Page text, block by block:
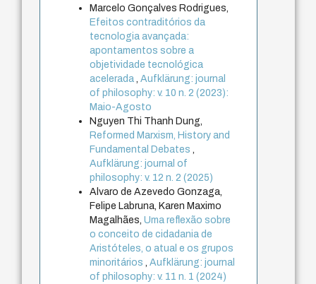
Marcelo Gonçalves Rodrigues,
Efeitos contraditórios da
tecnologia avançada:
apontamentos sobre a
objetividade tecnológica
acelerada ,Aufklärung: journal
of philosophy: v. 10 n. 2 (2023):
Maio-Agosto
Nguyen Thi Thanh Dung,
Reformed Marxism, History and
Fundamental Debates
Aufklärung: journal of
philosophy: v. 12 n. 2 (2025)
Alvaro de Azevedo Gonzaga,
Felipe Labruna, Karen Maximo
Magalhães,Uma reflexão sobre
o conceito de cidadania de
Aristóteles, o atual e os grupos
minoritários
,Aufklärung: journal
of philosophy: v. 11 n. 1 (2024)